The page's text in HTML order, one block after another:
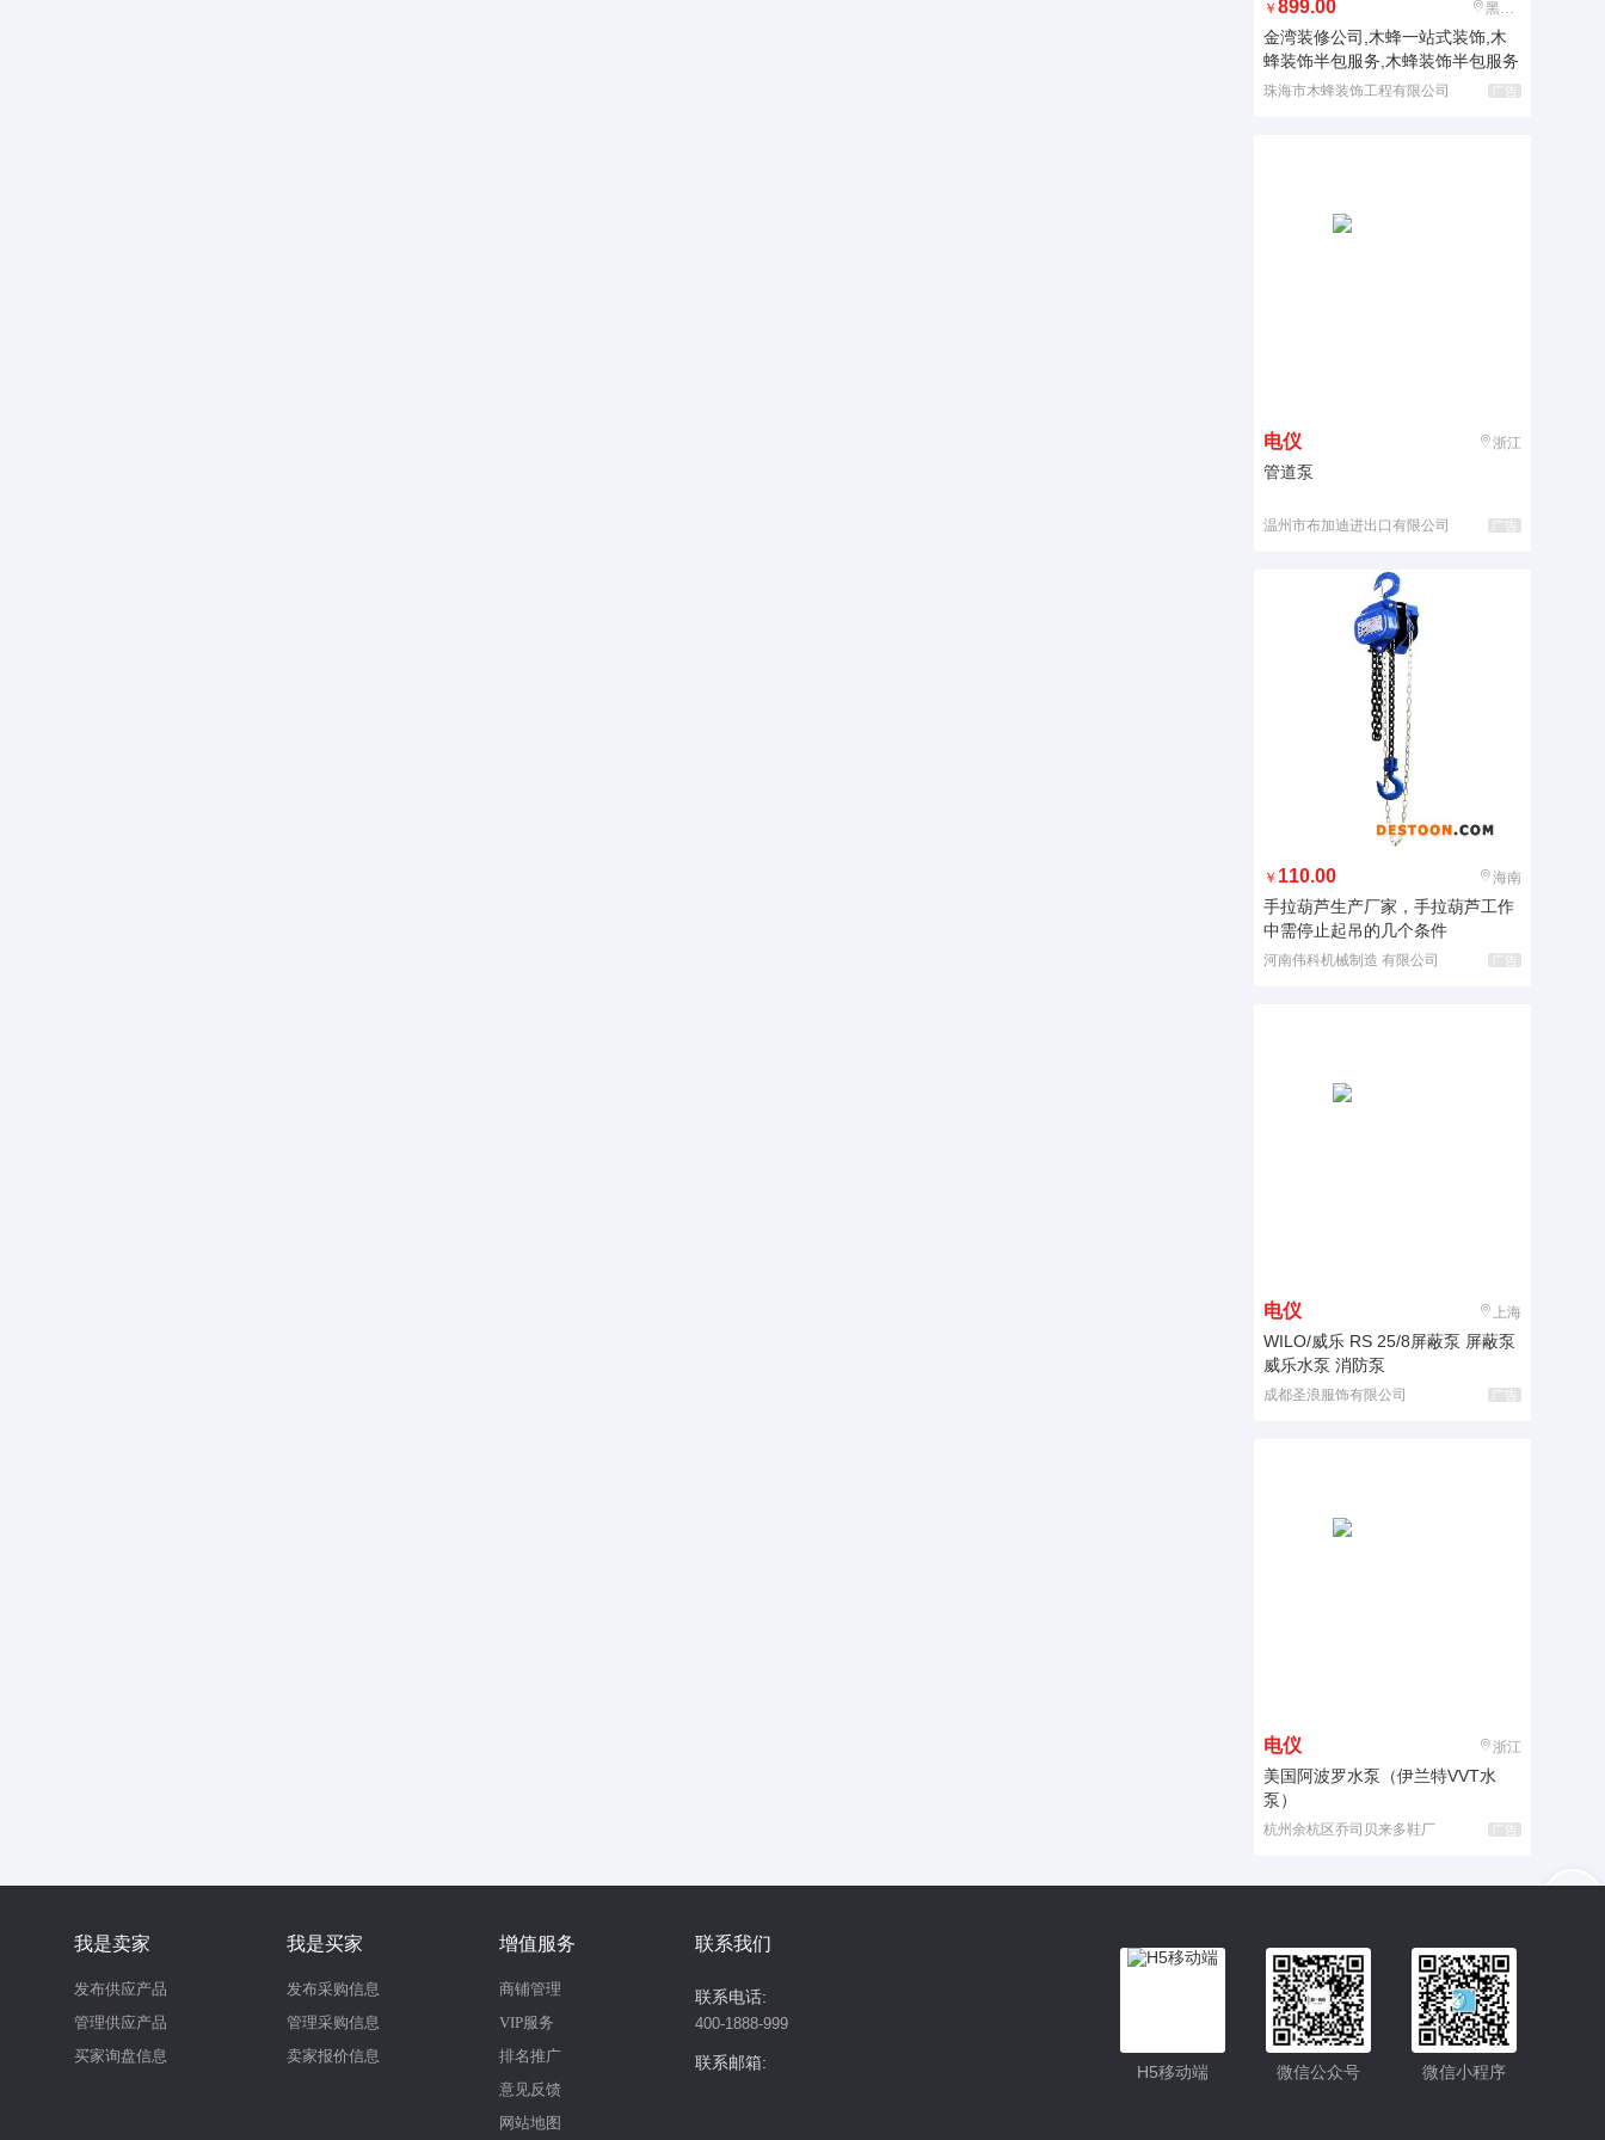
￥ 899.00 黑龙江
金湾装修公司,木蜂一站式装饰,木
蜂装饰半包服务,木蜂装饰半包服务
珠海市木蜂装饰工程有限公司 广告
电仪 浙江
管道泵
温州市布加迪进出口有限公司 广告
￥ 110.00 海南
手拉葫芦生产厂家，手拉葫芦工作
中需停止起吊的几个条件
河南伟科机械制造 有限公司 广告
电仪 上海
WILO/威乐 RS 25/8屏蔽泵 屏蔽泵
威乐水泵 消防泵
成都圣浪服饰有限公司 广告
电仪 浙江
美国阿波罗水泵（伊兰特VVT水
泵）
杭州余杭区乔司贝来多鞋厂 广告
我是卖家
发布供应产品
管理供应产品
买家询盘信息
我是买家
发布采购信息
管理采购信息
卖家报价信息
增值服务
商铺管理
VIP服务
排名推广
意见反馈
网站地图
联系我们
联系电话:
400-1888-999
联系邮箱: 微信小程序
微信公众号
H5移动端
小程序更便捷的查找产品